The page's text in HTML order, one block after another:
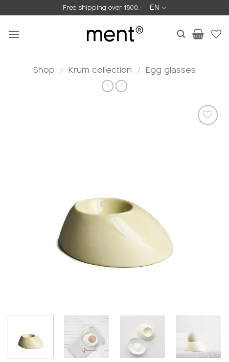
to
content
Free shipping over 1500,- EN
Shop / Krum collection / Egg glasses